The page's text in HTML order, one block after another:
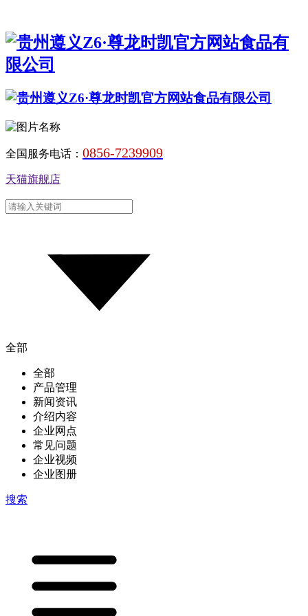
全国服务电话： 0856-7239909
天猫旗舰店
全部
全部
产品管理
新闻资讯
介绍内容
企业网点
常见问题
企业视频
企业图册
搜索